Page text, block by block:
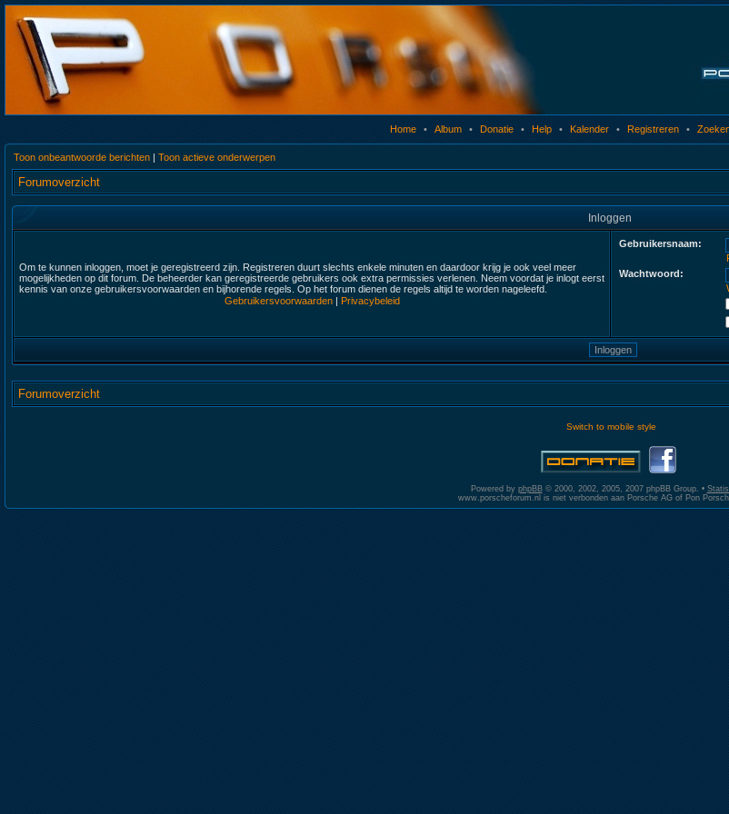
Home • Album • Donatie • Help • Kalender • Registreren •
Toon onbeantwoorde berichten | Toon actieve onderwerpen
Forumoverzicht
Inloggen
Om te kunnen inloggen, moet je geregistreerd zijn. Registreren duurt slechts enkele minuten en daardoor krijg je ook veel meer
mogelijkheden op dit forum. De beheerder kan geregistreerde gebruikers ook extra permissies verlenen. Neem voordat je inlogt eerst
kennis van onze gebruikersvoorwaarden en bijhorende regels. Op het forum dienen de regels altijd te worden nageleefd.
Gebruikersvoorwaarden| Privacybeleid
Gebruikersnaam:
Wachtwoord:
Forumoverzicht
Switch to mobile style
Powered by phpBB© 2000, 2002, 2005, 2007 phpBB Group. •
www.porscheforum.nl is niet verbonden aan Porsche AG of Pon